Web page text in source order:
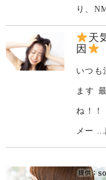
り、
天
因
いつも
ます
ね！
メー ...